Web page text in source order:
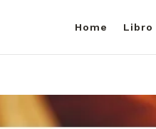
Home Libro